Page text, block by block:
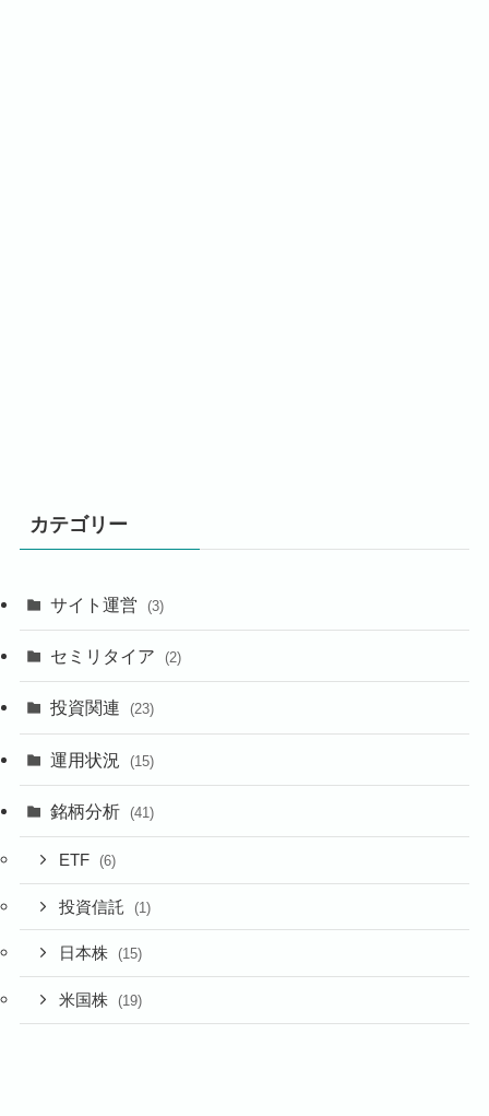
カテゴリー
サイト運営 (3)
セミリタイア (2)
投資関連 (23)
運用状況 (15)
銘柄分析 (41)
ETF (6)
投資信託 (1)
日本株 (15)
米国株 (19)